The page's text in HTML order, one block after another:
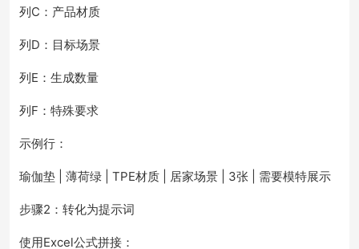
列C：产品材质
列D：目标场景
列E：生成数量
列F：特殊要求
示例行：
瑜伽垫 | 薄荷绿 | TPE材质 | 居家场景 | 3张 | 需要模特展示
步骤2：转化为提示词
使用Excel公式拼接：